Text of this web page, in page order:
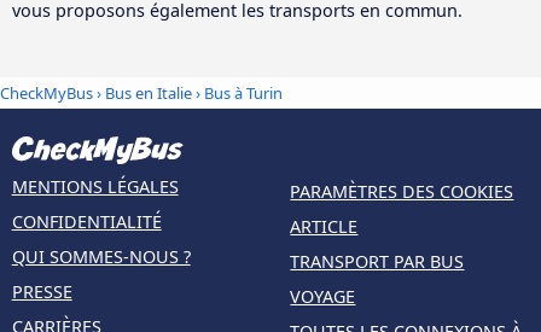
vous proposons également les transports en commun.
CheckMyBus› Bus en Italie› Bus à Turin
MENTIONS LÉGALES
CONFIDENTIALITÉ
QUI SOMMES-NOUS ?
PRESSE
CARRIÈRES
PARAMÈTRES DES COOKIES
ARTICLE
TRANSPORT PAR BUS
VOYAGE